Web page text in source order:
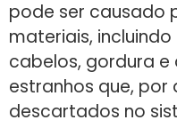
pode ser causado
materiais,
cabelos, gordura
estranhos que,
descartados no